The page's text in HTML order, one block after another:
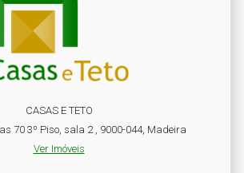
CASAS E TETO
70 3º Piso, sala 2 , 9000-044, Madeira
Ver Imóveis